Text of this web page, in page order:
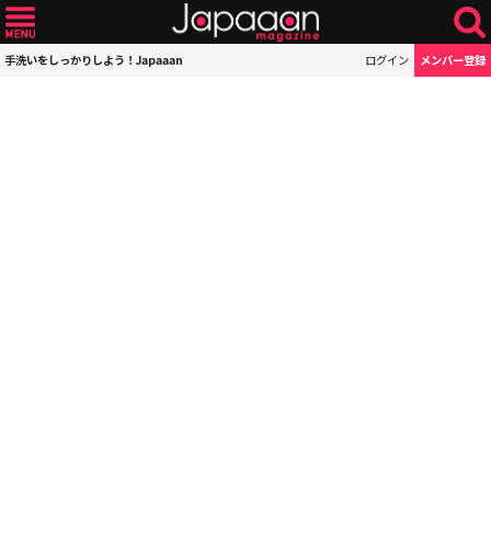
手洗いをしっかりしよう！Japaaan ログイン メンバー登録